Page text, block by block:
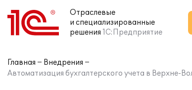
Отраслевые
и специализированные
решения 1С:Предприятие
Главная
Внедрения
Автоматизация бухгалтерского учета в Верхне-